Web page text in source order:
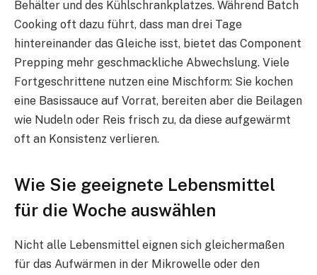
Behälter und des Kühlschrankplatzes. Während Batch
Cooking oft dazu führt, dass man drei Tage
hintereinander das Gleiche isst, bietet das Component
Prepping mehr geschmackliche Abwechslung. Viele
Fortgeschrittene nutzen eine Mischform: Sie kochen
eine Basissauce auf Vorrat, bereiten aber die Beilagen
wie Nudeln oder Reis frisch zu, da diese aufgewärmt
oft an Konsistenz verlieren.
Wie Sie geeignete Lebensmittel
für die Woche auswählen
Nicht alle Lebensmittel eignen sich gleichermaßen
für das Aufwärmen in der Mikrowelle oder den